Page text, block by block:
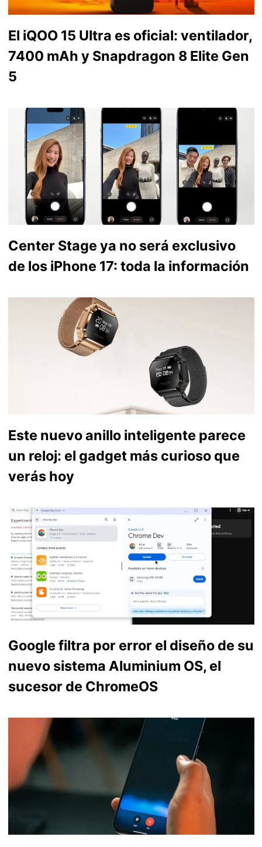
El iQOO 15 Ultra es oficial: ventilador,
7400 mAh y Snapdragon 8 Elite Gen
5
Center Stage ya no será exclusivo
de los iPhone 17: toda la información
Este nuevo anillo inteligente parece
un reloj: el gadget más curioso que
verás hoy
Google filtra por error el diseño de su
nuevo sistema Aluminium OS, el
sucesor de ChromeOS